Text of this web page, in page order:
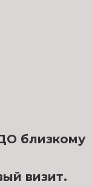
близкому
визит.